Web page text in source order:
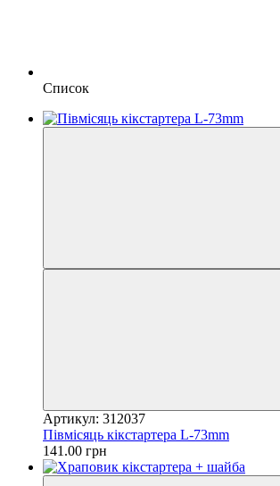
Список
Артикул: 312037
Півмісяць кікстартера L-73mm
141.00 грн